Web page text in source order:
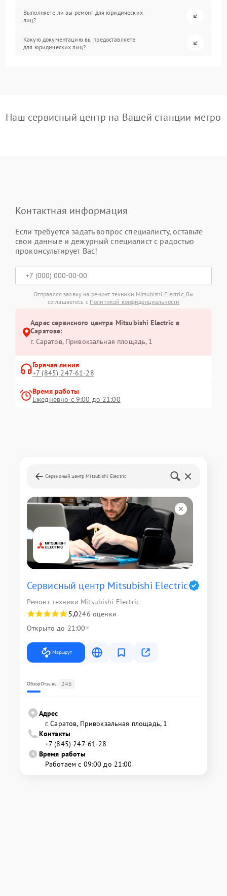
Выполняете ли вы ремонт для юридических
лиц?
Какую документацию вы предоставляете
для юридических лиц?
Наш сервисный центр на Вашей станции метро
Контактная информация
Если требуется задать вопрос специалисту, оставьте
свои данные и дежурный специалист с радостью
проконсультирует Вас!
Отправляя заявку на ремонт техники Mitsubishi Electric, Вы
соглашаетесь с Политикой конфиденциальности
Адрес сервисного центра Mitsubishi Electric в
Саратове:
г. Саратов, Привокзальная площадь, 1
Горячая линия
+7 (845) 247-61-28
Время работы
Ежедневно с 9:00 до 21:00
Сервисный центр Mitsubishi Electric
Сервисный центр Mitsubishi Electric
Ремонт техники Mitsubishi Electric
5,0246 оценки
Открыто до 21:00
Маршрут
ОбзорОтзывы 246
Адрес
г. Саратов, Привокзальная площадь, 1
Контакты
+7 (845) 247-61-28
Время работы
Работаем с 09:00 до 21:00